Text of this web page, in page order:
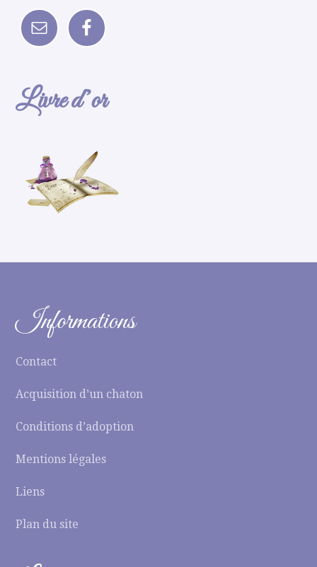
Livre d’or
Informations
Contact
Acquisition d’un chaton
Conditions d’adoption
Mentions légales
Liens
Plan du site